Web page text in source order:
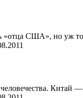
«отца США», но уж